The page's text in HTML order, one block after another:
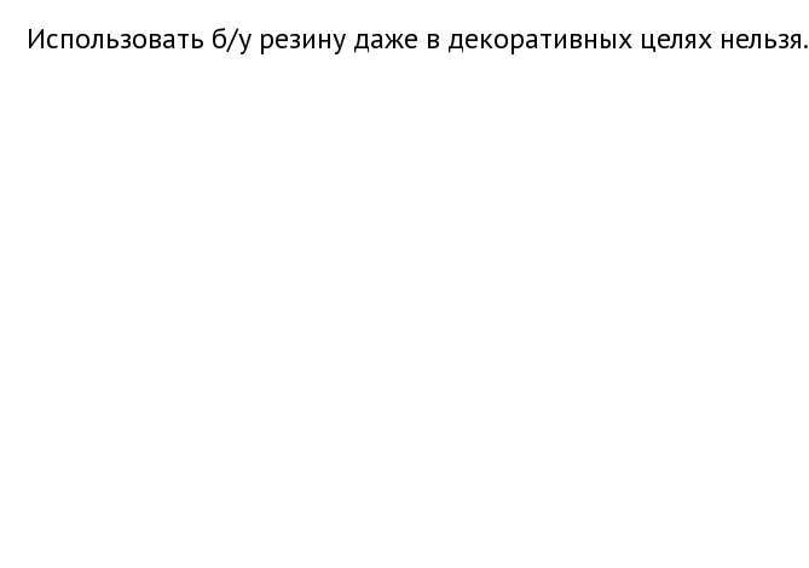
Использовать б/у резину даже в декоративных целях нельзя.